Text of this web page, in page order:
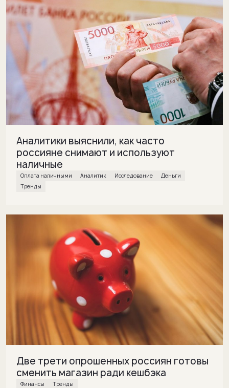
Аналитики выяснили, как часто
россияне снимают и используют
наличные
Оплата наличными Аналитик исследование
деньги
Тренды
Две трети опрошенных россиян готовы
сменить магазин ради кешбэка
финансы Тренды